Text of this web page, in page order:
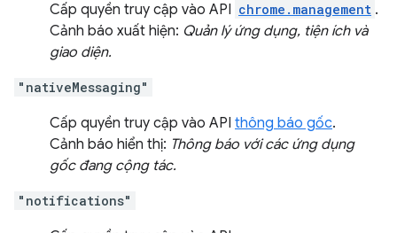
Cấp quyền truy cập vào API chrome.management .
Cảnh báo xuất hiện: Quản lý ứng dụng, tiện ích và
giao diện.
"nativeMessaging"
Cấp quyền truy cập vào API thông báo gốc.
Cảnh báo hiển thị: Thông báo với các ứng dụng
gốc đang cộng tác.
"notifications"